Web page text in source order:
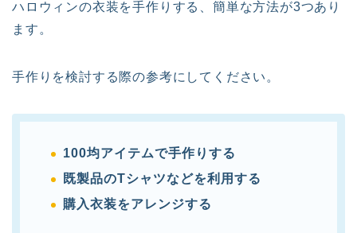
ハロウィンの衣装を手作りする、簡単な方法が3つあり
ます。
手作りを検討する際の参考にしてください。
100均アイテムで手作りする
既製品のTシャツなどを利用する
購入衣装をアレンジする